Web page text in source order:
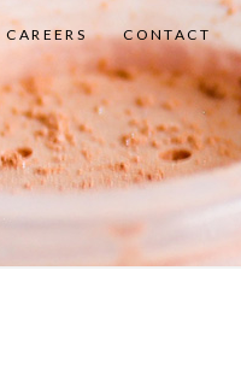
CAREERS CONTACT